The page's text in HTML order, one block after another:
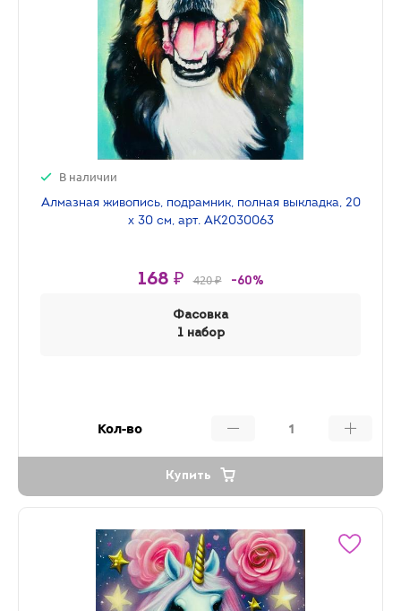
В наличии
Алмазная живопись, подрамник, полная выкладка, 20
х 30 см, арт. AK2030063
168 ₽ 420 ₽ -60%
Фасовка
1 набор
Кол-во
Купить